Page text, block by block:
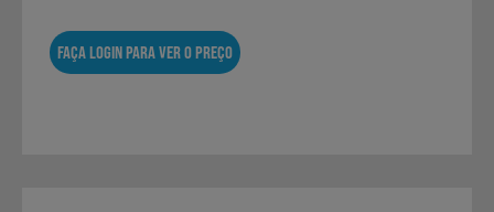
FAÇA LOGIN PARA VER O PREÇO